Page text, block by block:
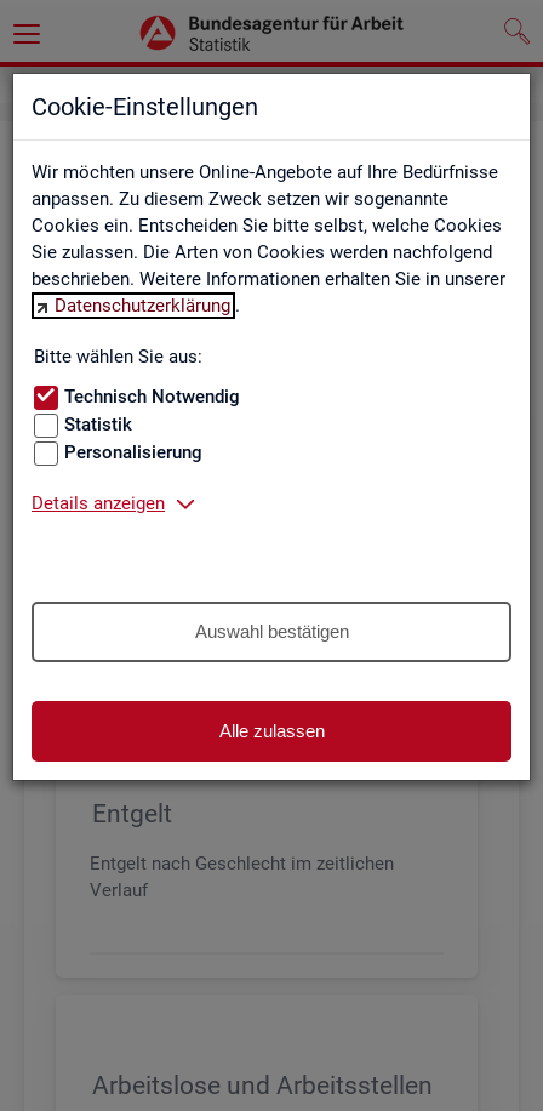
Cookie-Einstellungen
Wir möchten unsere Online-Angebote auf Ihre Bedürfnisse
anpassen. Zu diesem Zweck setzen wir sogenannte
Cookies ein. Entscheiden Sie bitte selbst, welche Cookies
Sie zulassen. Die Arten von Cookies werden nachfolgend
beschrieben. Weitere Informationen erhalten Sie in unserer
Datenschutzerklärung .
Bitte wählen Sie aus:
Technisch Notwendig
Statistik
Personalisierung
Details anzeigen
Auswahl bestätigen
Alle zulassen
Be­ru­fe auf einen Blick
Die Dia­gram­me und Ta­bel­len wer­den jähr­lich ak­tua­li­siert und
ent­hal­ten In­for­ma­tio­nen zu den The­men Be­schäf­ti­gung, Ent­
gelt, Ar­beits­lo­sig­keit, ge­mel­de­te Ar­beits­stel­len und Fach­kräf­
te­be­darf aller Be­ru­fe sowie der MINT- und In­ge­nieur­be­ru­fe dif­
fe­ren­ziert nach dem An­for­de­rungs­ni­veau (z.B. Fach­kräf­te) für
Deutsch­land, Län­der und Agen­tur­be­zir­ke
Bitte wäh­len Sie ein Thema aus
Arbeitszeit und Anforderungsniveau, sowie
den wichtigsten Branchen
Entgelt
Entgelt nach Geschlecht im zeitlichen
Verlauf
Arbeitslose und Arbeitsstellen